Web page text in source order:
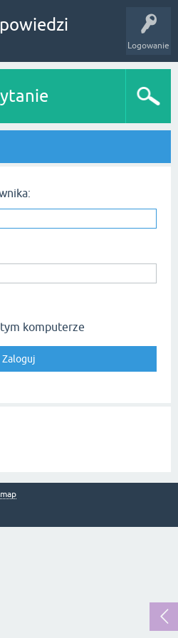
Logowanie
komputerze